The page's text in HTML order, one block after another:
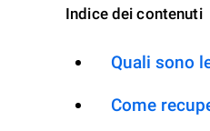
Indice dei contenuti
Quali sono
Come